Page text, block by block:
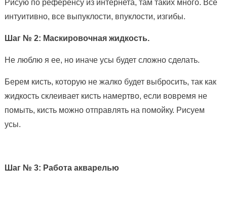
Рисую по референсу из интернета, там таких много. Все
интуитивно, все выпуклости, впуклости, изгибы.
Шаг № 2: Маскировочная жидкость.
Не люблю я ее, но иначе усы будет сложно сделать.
Берем кисть, которую не жалко будет выбросить, так как
жидкость склеивает кисть намертво, если вовремя не
помыть, кисть можно отправлять на помойку. Рисуем
усы.
Шаг № 3: Работа акварелью